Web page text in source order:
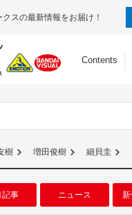
スの最新情報をお届け！
Contents
樹 増田俊樹 細貝圭
記事 ニュース 新